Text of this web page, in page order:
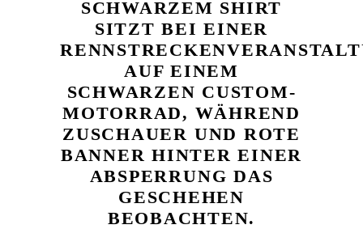
SCHWARZEM SHIRT
SITZT BEI EINER
AUF EINEM
SCHWARZEN CUSTOM-
MOTORRAD, WÄHREND
ZUSCHAUER UND ROTE
BANNER HINTER EINER
ABSPERRUNG DAS
GESCHEHEN
BEOBACHTEN.